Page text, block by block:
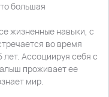
большая
жизненные навыки, с
во время
лет. Ассоциируя себя с
проживает ее
мир.